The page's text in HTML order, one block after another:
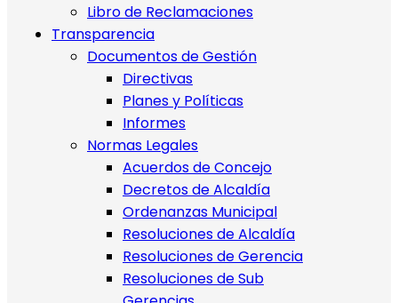
Libro de Reclamaciones
Transparencia
Documentos de Gestión
Directivas
Planes y Políticas
Informes
Normas Legales
Acuerdos de Concejo
Decretos de Alcaldía
Ordenanzas Municipal
Resoluciones de Alcaldía
Resoluciones de Gerencia
Resoluciones de Sub